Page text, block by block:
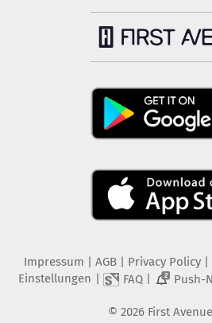
Impressum AGB Privacy Policy|
Einstellungen
FAQ| 2 Push-
© 2026 First